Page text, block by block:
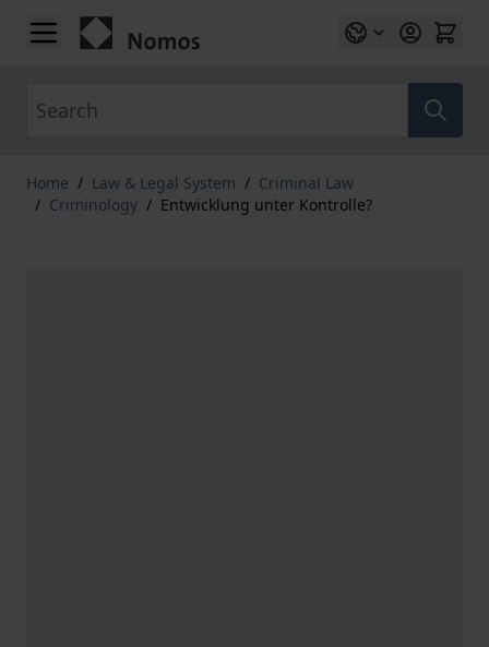
Skip to Content
Home / Law & Legal System / Criminal Law
/ Criminology / Entwicklung unter Kontrolle?